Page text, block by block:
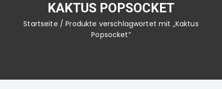
KAKTUS POPSOCKET
Startseite / Produkte verschlagwortet mit „Kaktus
Popsocket“